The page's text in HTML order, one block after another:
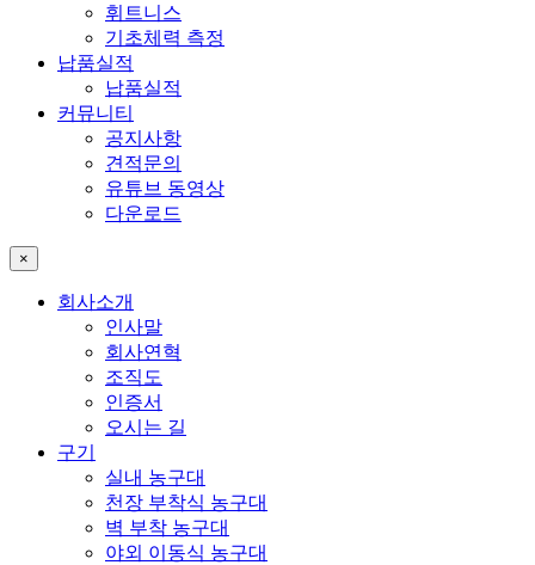
휘트니스
기초체력 측정
납품실적
납품실적
커뮤니티
공지사항
견적문의
유튜브 동영상
다운로드
×
회사소개
인사말
회사연혁
조직도
인증서
오시는 길
구기
실내 농구대
천장 부착식 농구대
벽 부착 농구대
야외 이동식 농구대